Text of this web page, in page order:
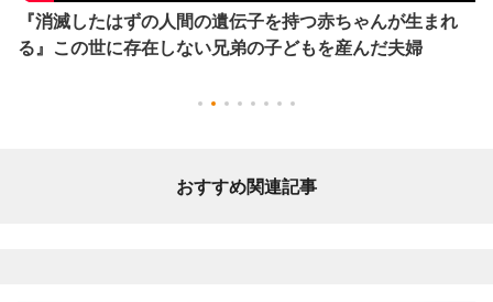
『消滅したはずの人間の遺伝子を持つ赤ちゃんが生まれ
る』この世に存在しない兄弟の子どもを産んだ夫婦
おすすめ関連記事